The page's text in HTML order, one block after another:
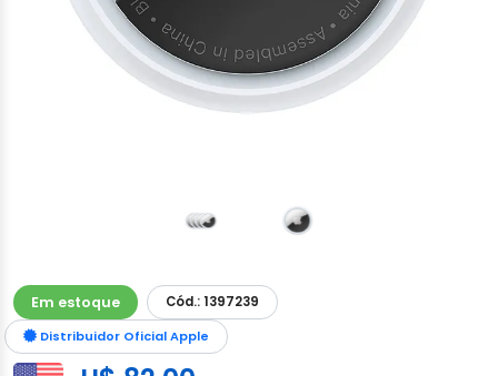
Em estoque
Cód.: 1397239
Distribuidor Oficial Apple